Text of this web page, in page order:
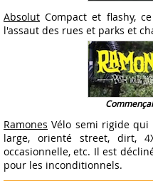
Absolut Compact et flashy,
l'assaut des rues et parks et
Ramones Vélo semi rigide
large, orienté street, dirt,
occasionnelle, etc. Il est
pour les inconditionnels.